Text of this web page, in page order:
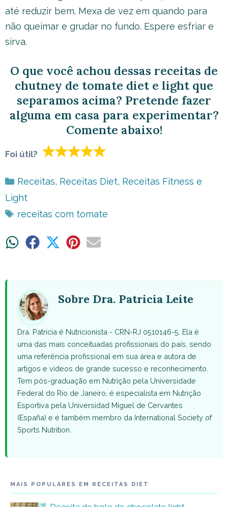
até reduzir bem. Mexa de vez em quando para
não queimar e grudar no fundo. Espere esfriar e
sirva.
O que você achou dessas receitas de
chutney de tomate diet e light que
separamos acima? Pretende fazer
alguma em casa para experimentar?
Comente abaixo!
Foi útil?
Categorias
Receitas, Receitas Diet, Receitas Fitness e
Light
Tags
receitas com tomate
ShareShare ShareShareShare
Sobre Dra. Patricia Leite
Dra. Patricia é Nutricionista - CRN-RJ 0510146-5. Ela é
uma das mais conceituadas profissionais do país, sendo
uma referência profissional em sua área e autora de
artigos e vídeos de grande sucesso e reconhecimento.
Tem pós-graduação em Nutrição pela Universidade
Federal do Rio de Janeiro, é especialista em Nutrição
Esportiva pela Universidad Miguel de Cervantes
(España) e é também membro da International Society of
Sports Nutrition.
MAIS POPULARES EM RECEITAS DIET